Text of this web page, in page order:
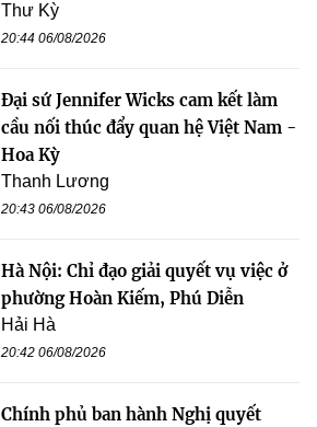
Thư Kỳ
20:44 06/08/2026
Đại sứ Jennifer Wicks cam kết làm
cầu nối thúc đẩy quan hệ Việt Nam -
Hoa Kỳ
Thanh Lương
20:43 06/08/2026
Hà Nội: Chỉ đạo giải quyết vụ việc ở
phường Hoàn Kiếm, Phú Diễn
Hải Hà
20:42 06/08/2026
Chính phủ ban hành Nghị quyết